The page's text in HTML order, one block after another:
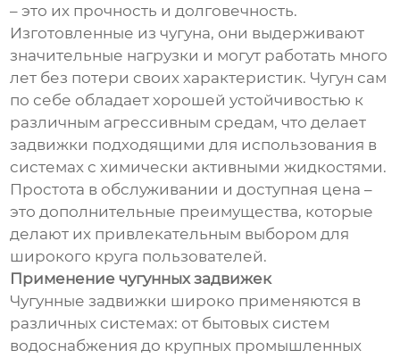
– это их прочность и долговечность.
Изготовленные из чугуна, они выдерживают
значительные нагрузки и могут работать много
лет без потери своих характеристик. Чугун сам
по себе обладает хорошей устойчивостью к
различным агрессивным средам, что делает
задвижки подходящими для использования в
системах с химически активными жидкостями.
Простота в обслуживании и доступная цена –
это дополнительные преимущества, которые
делают их привлекательным выбором для
широкого круга пользователей.
Применение чугунных задвижек
Чугунные задвижки широко применяются в
различных системах: от бытовых систем
водоснабжения до крупных промышленных